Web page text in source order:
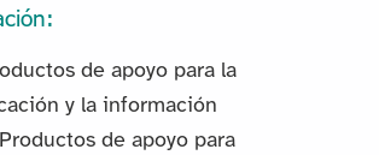
de apoyo para la
y la información
de apoyo para